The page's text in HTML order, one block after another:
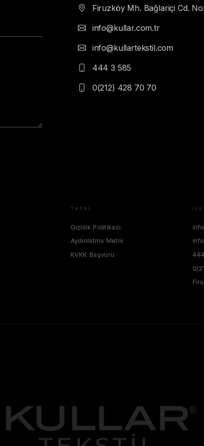
Firuzköy Mh. Bağlariçi Cd.
info@kullar.com.tr
info@kullartekstil.com
444 3 585
0(212) 428 70 70
YASAL
Gizlilik Politikası
Aydınlatma Metni
KVKK Başvuru